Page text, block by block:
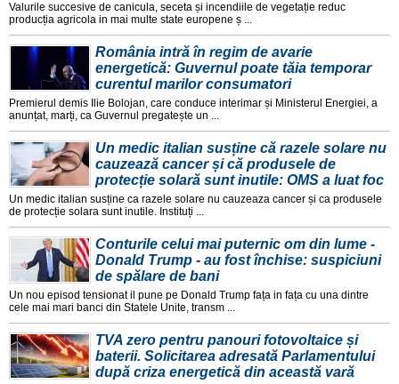
Valurile succesive de canicula, seceta și incendiile de vegetație reduc
producția agricola in mai multe state europene ș ...
România intră în regim de avarie
energetică: Guvernul poate tăia temporar
curentul marilor consumatori
Premierul demis Ilie Bolojan, care conduce interimar și Ministerul Energiei, a
anunțat, marți, ca Guvernul pregatește un ...
Un medic italian susține că razele solare nu
cauzează cancer și că produsele de
protecție solară sunt inutile: OMS a luat foc
Un medic italian susține ca razele solare nu cauzeaza cancer și ca produsele
de protecție solara sunt inutile. Instituți ...
Conturile celui mai puternic om din lume -
Donald Trump - au fost închise: suspiciuni
de spălare de bani
Un nou episod tensionat il pune pe Donald Trump fața in fața cu una dintre
cele mai mari banci din Statele Unite, transm ...
TVA zero pentru panouri fotovoltaice și
baterii. Solicitarea adresată Parlamentului
după criza energetică din această vară